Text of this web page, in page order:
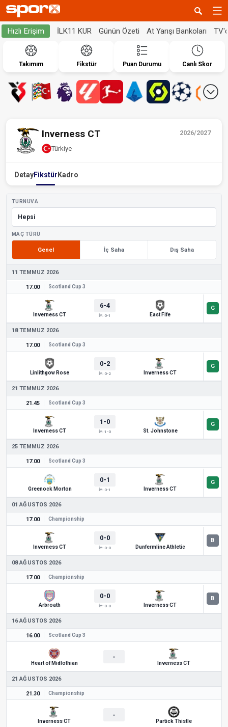
Hızlı Erişim İLK11 KUR Günün Özeti At Yarışı Bankoları
Takımım Fikstür Puan Durumu Canlı Skor
2026/2027
Inverness CT
Türkiye
DetayFikstür Kadro
TURNUVA
MAÇ TÜRÜ
Genel İç Saha Dış Saha
11 TEMMUZ 2026
17.00 Scotland Cup 3
Inverness CT
6-4
İY: 0-1 East Fife
18 TEMMUZ 2026
17.00 Scotland Cup 3
Linlithgow Rose
0-2
İY: 0-2 Inverness CT
21 TEMMUZ 2026
21.45 Scotland Cup 3
Inverness CT
1-0
İY: 1-0 St. Johnstone
25 TEMMUZ 2026
17.00 Scotland Cup 3
Greenock Morton
0-1
İY: 0-1 Inverness CT
01 AĞUSTOS 2026
17.00 Championship
Inverness CT
0-0
İY: 0-0 Dunfermline Athletic
08 AĞUSTOS 2026
17.00 Championship
Arbroath
0-0
İY: 0-0 Inverness CT
16 AĞUSTOS 2026
16.00 Scotland Cup 3
Heart of Midlothian
-
Inverness CT
21 AĞUSTOS 2026
21.30 Championship
Inverness CT
-
Partick Thistle